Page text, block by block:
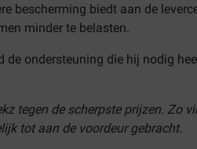
bescherming biedt aan de
minder te belasten.
ondersteuning die hij nodig
tegen de scherpste prijzen. Zo
tot aan de voordeur gebracht.